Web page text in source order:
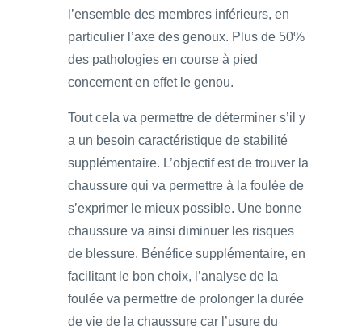
l’ensemble des membres inférieurs, en
particulier l’axe des genoux. Plus de 50%
des pathologies en course à pied
concernent en effet le genou.
Tout cela va permettre de déterminer s’il y
a un besoin caractéristique de stabilité
supplémentaire. L’objectif est de trouver la
chaussure qui va permettre à la foulée de
s’exprimer le mieux possible. Une bonne
chaussure va ainsi diminuer les risques
de blessure. Bénéfice supplémentaire, en
facilitant le bon choix, l’analyse de la
foulée va permettre de prolonger la durée
de vie de la chaussure car l’usure du